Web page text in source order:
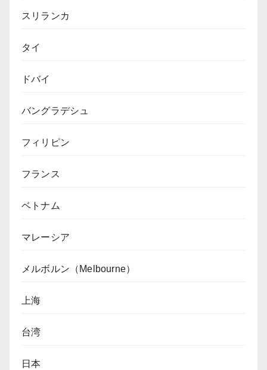
スリランカ
タイ
ドバイ
バングラデシュ
フィリピン
フランス
ベトナム
マレーシア
メルボルン（Melbourne）
上海
台湾
日本